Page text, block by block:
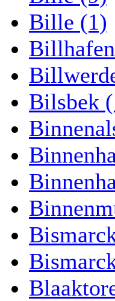
Bille (1)
Bilsbek